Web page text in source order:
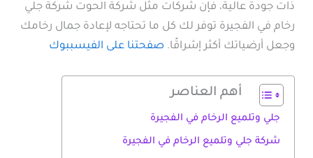
ذات جودة عالية، فإن شركات مثل شركة الحوت شركة جلي
رخام في الفجيرة توفر لك كل ما تحتاجه لإعادة جمال رخامك
وجعل أرضياتك أكثر إشراقًا. صفحتنا على الفيسببوك
أهم العناصر
جلي وتلميع الرخام في الفجيرة
شركة جلي وتلميع الرخام في الفجيرة